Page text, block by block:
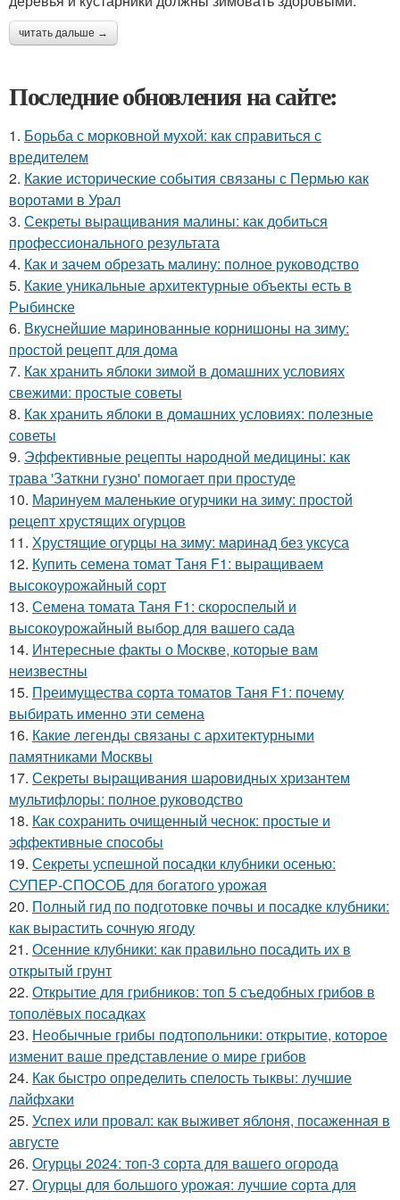
читать дальше →
Последние обновления на сайте:
1. Борьба с морковной мухой: как справиться с
вредителем
2. Какие исторические события связаны с Пермью как
воротами в Урал
3. Секреты выращивания малины: как добиться
профессионального результата
4. Как и зачем обрезать малину: полное руководство
5. Какие уникальные архитектурные объекты есть в
Рыбинске
6. Вкуснейшие маринованные корнишоны на зиму:
простой рецепт для дома
7. Как хранить яблоки зимой в домашних условиях
свежими: простые советы
8. Как хранить яблоки в домашних условиях: полезные
советы
9. Эффективные рецепты народной медицины: как
трава 'Заткни гузно' помогает при простуде
10. Маринуем маленькие огурчики на зиму: простой
рецепт хрустящих огурцов
11. Хрустящие огурцы на зиму: маринад без уксуса
12. Купить семена томат Таня F1: выращиваем
высокоурожайный сорт
13. Семена томата Таня F1: скороспелый и
высокоурожайный выбор для вашего сада
14. Интересные факты о Москве, которые вам
неизвестны
15. Преимущества сорта томатов Таня F1: почему
выбирать именно эти семена
16. Какие легенды связаны с архитектурными
памятниками Москвы
17. Секреты выращивания шаровидных хризантем
мультифлоры: полное руководство
18. Как сохранить очищенный чеснок: простые и
эффективные способы
19. Секреты успешной посадки клубники осенью:
СУПЕР-СПОСОБ для богатого урожая
20. Полный гид по подготовке почвы и посадке клубники:
как вырастить сочную ягоду
21. Осенние клубники: как правильно посадить их в
открытый грунт
22. Открытие для грибников: топ 5 съедобных грибов в
тополёвых посадках
23. Необычные грибы подтопольники: открытие, которое
изменит ваше представление о мире грибов
24. Как быстро определить спелость тыквы: лучшие
лайфхаки
25. Успех или провал: как выживет яблоня, посаженная в
августе
26. Огурцы 2024: топ-3 сорта для вашего огорода
27. Огурцы для большого урожая: лучшие сорта для